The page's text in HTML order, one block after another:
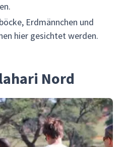
Erdmännchen und
hier gesichtet werden.
Nord